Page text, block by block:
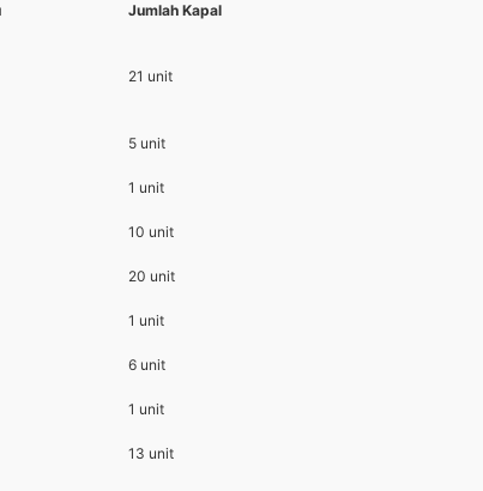
Jumlah Kapal
21 unit
5 unit
1 unit
10 unit
20 unit
1 unit
6 unit
1 unit
13 unit